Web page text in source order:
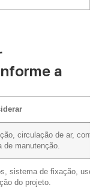
a
circulação de ar,
de manutenção.
sistema de fixação, uso
do projeto.